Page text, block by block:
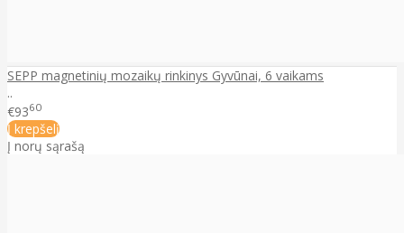
SEPP magnetinių mozaikų rinkinys Gyvūnai, 6 vaikams
..
€9360
Į krepšelį
Į norų sąrašą